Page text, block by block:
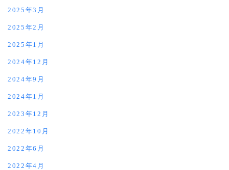
2025年3月
2025年2月
2025年1月
2024年12月
2024年9月
2024年1月
2023年12月
2022年10月
2022年6月
2022年4月